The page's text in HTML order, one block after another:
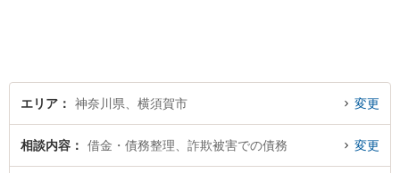
エリア 神奈川県、横須賀市 変更
相談内容 借金・債務整理、詐欺被害での債務 変更